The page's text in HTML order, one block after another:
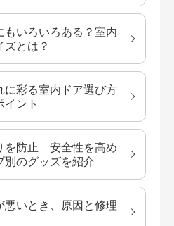
もいろいろある？室内
ズとは？
に彩る室内ドア選び方
イント
を防止 安全性を高め
別のグッズを紹介
悪いとき、原因と修理